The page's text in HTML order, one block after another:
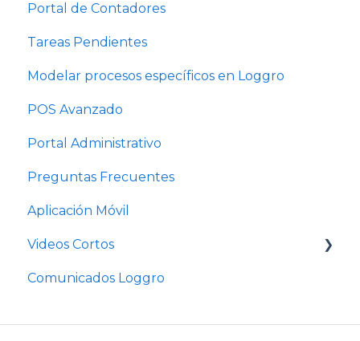
Portal de Contadores
Tareas Pendientes
Modelar procesos específicos en Loggro
POS Avanzado
Portal Administrativo
Preguntas Frecuentes
Aplicación Móvil
Videos Cortos
Videos Cortos Pymes
Comunicados Loggro